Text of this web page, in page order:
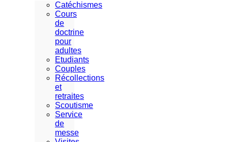
Catéchismes
Cours
de
doctrine
pour
adultes
Etudiants
Couples
Récollections
et
retraites
Scoutisme
Service
de
messe